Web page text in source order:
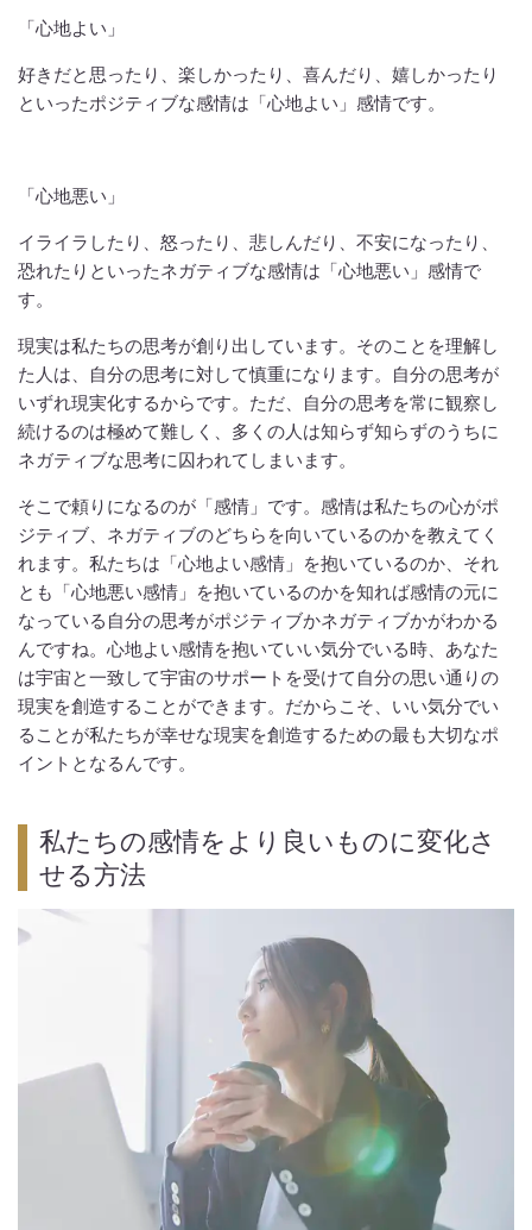
「心地よい」
好きだと思ったり、楽しかったり、喜んだり、嬉しかったり
といったポジティブな感情は「心地よい」感情です。
「心地悪い」
イライラしたり、怒ったり、悲しんだり、不安になったり、
恐れたりといったネガティブな感情は「心地悪い」感情で
す。
現実は私たちの思考が創り出しています。そのことを理解し
た人は、自分の思考に対して慎重になります。自分の思考が
いずれ現実化するからです。ただ、自分の思考を常に観察し
続けるのは極めて難しく、多くの人は知らず知らずのうちに
ネガティブな思考に囚われてしまいます。
そこで頼りになるのが「感情」です。感情は私たちの心がポ
ジティブ、ネガティブのどちらを向いているのかを教えてく
れます。私たちは「心地よい感情」を抱いているのか、それ
とも「心地悪い感情」を抱いているのかを知れば感情の元に
なっている自分の思考がポジティブかネガティブかがわかる
んですね。心地よい感情を抱いていい気分でいる時、あなた
は宇宙と一致して宇宙のサポートを受けて自分の思い通りの
現実を創造することができます。だからこそ、いい気分でい
ることが私たちが幸せな現実を創造するための最も大切なポ
イントとなるんです。
私たちの感情をより良いものに変化さ
せる方法